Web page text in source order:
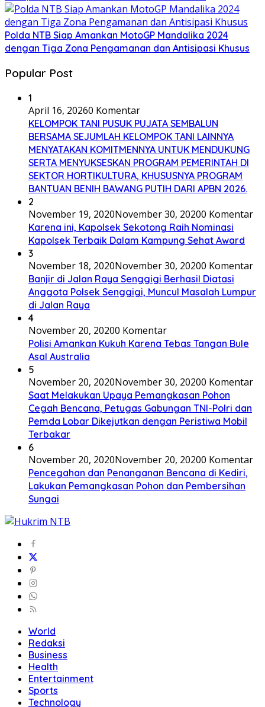
Polda NTB Siap Amankan MotoGP Mandalika 2024
dengan Tiga Zona Pengamanan dan Antisipasi Khusus
Popular Post
1
April 16, 20260 Komentar
KELOMPOK TANI PUSUK PUJATA SEMBALUN
BERSAMA SEJUMLAH KELOMPOK TANI LAINNYA
MENYATAKAN KOMITMENNYA UNTUK MENDUKUNG
SERTA MENYUKSESKAN PROGRAM PEMERINTAH DI
SEKTOR HORTIKULTURA, KHUSUSNYA PROGRAM
BANTUAN BENIH BAWANG PUTIH DARI APBN 2026.
2
November 19, 2020November 30, 20200 Komentar
Karena ini, Kapolsek Sekotong Raih Nominasi
Kapolsek Terbaik Dalam Kampung Sehat Award
3
November 18, 2020November 30, 20200 Komentar
Banjir di Jalan Raya Senggigi Berhasil Diatasi
Anggota Polsek Senggigi, Muncul Masalah Lumpur
di Jalan Raya
4
November 20, 20200 Komentar
Polisi Amankan Kukuh Karena Tebas Tangan Bule
Asal Australia
5
November 20, 2020November 30, 20200 Komentar
Saat Melakukan Upaya Pemangkasan Pohon
Cegah Bencana, Petugas Gabungan TNI-Polri dan
Pemda Lobar Dikejutkan dengan Peristiwa Mobil
Terbakar
6
November 20, 2020November 20, 20200 Komentar
Pencegahan dan Penanganan Bencana di Kediri,
Lakukan Pemangkasan Pohon dan Pembersihan
Sungai
World
Redaksi
Business
Health
Entertainment
Sports
Technology